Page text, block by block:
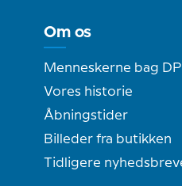
Om os
Menneskerne bag
Vores historie
Åbningstider
Billeder fra butikken
Tidligere